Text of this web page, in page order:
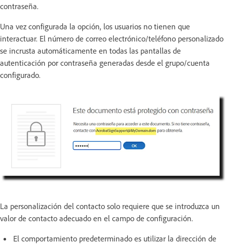
contraseña.
Una vez configurada la opción, los usuarios no tienen que
interactuar. El número de correo electrónico/teléfono personalizado
se incrusta automáticamente en todas las pantallas de
autenticación por contraseña generadas desde el grupo/cuenta
configurado.
La personalización del contacto solo requiere que se introduzca un
valor de contacto adecuado en el campo de configuración.
El comportamiento predeterminado es utilizar la dirección de